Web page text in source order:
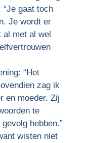
“Je gaat toch
Je wordt er
al met al wel
“Het
zag ik
en moeder. Zij
te
hebben.”
wisten niet